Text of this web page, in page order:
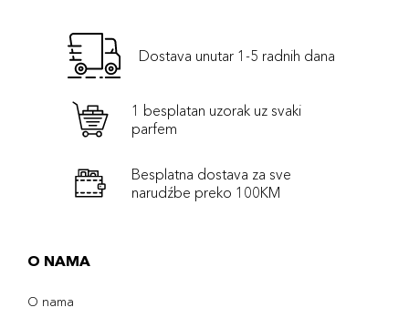
Dostava unutar 1-5 radnih dana
1 besplatan uzorak uz svaki
parfem
Besplatna dostava za sve
narudźbe preko 100KM
O NAMA
O nama